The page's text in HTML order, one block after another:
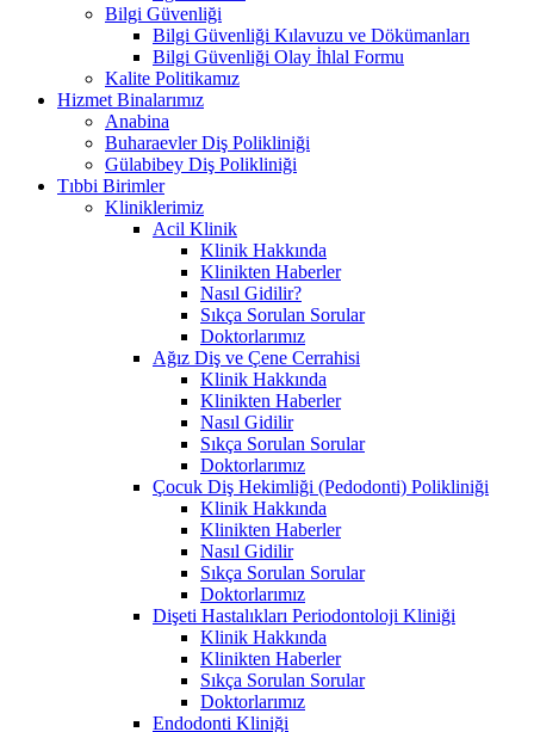
Bilgi Güvenliği
Bilgi Güvenliği Kılavuzu ve Dökümanları
Bilgi Güvenliği Olay İhlal Formu
Kalite Politikamız
Hizmet Binalarımız
Anabina
Buharaevler Diş Polikliniği
Gülabibey Diş Polikliniği
Tıbbi Birimler
Kliniklerimiz
Acil Klinik
Klinik Hakkında
Klinikten Haberler
Nasıl Gidilir?
Sıkça Sorulan Sorular
Doktorlarımız
Ağız Diş ve Çene Cerrahisi
Klinik Hakkında
Klinikten Haberler
Nasıl Gidilir
Sıkça Sorulan Sorular
Doktorlarımız
Çocuk Diş Hekimliği (Pedodonti) Polikliniği
Klinik Hakkında
Klinikten Haberler
Nasıl Gidilir
Sıkça Sorulan Sorular
Doktorlarımız
Dişeti Hastalıkları Periodontoloji Kliniği
Klinik Hakkında
Klinikten Haberler
Sıkça Sorulan Sorular
Doktorlarımız
Endodonti Kliniği